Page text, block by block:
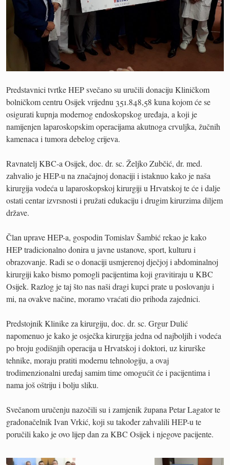
Predstavnici tvrtke HEP svečano su uručili donaciju Kliničkom
bolničkom centru Osijek vrijednu 351.848,58 kuna kojom će se
osigurati kupnja modernog endoskopskog uređaja, a koji je
namijenjen laparoskopskim operacijama akutnoga crvuljka, žučnih
kamenaca i tumora debelog crijeva.
Ravnatelj KBC-a Osijek, doc. dr. sc. Željko Zubčić, dr. med.
zahvalio je HEP-u na značajnoj donaciji i istaknuo kako je naša
kirurgija vodeća u laparoskopskoj kirurgiji u Hrvatskoj te će i dalje
ostati centar izvrsnosti i pružati edukaciju i drugim kirurzima diljem
države.
Član uprave HEP-a, gospodin Tomislav Šambić rekao je kako
HEP tradicionalno donira u javne ustanove, sport, kulturu i
obrazovanje. Radi se o donaciji usmjerenoj dječjoj i abdominalnoj
kirurgiji kako bismo pomogli pacijentima koji gravitiraju u KBC
Osijek. Razlog je taj što nas naši dragi kupci prate u poslovanju i
mi, na ovakve načine, moramo vraćati dio prihoda zajednici.
Predstojnik Klinike za kirurgiju, doc. dr. sc. Grgur Dulić
napomenuo je kako je osječka kirurgija jedna od najboljih i vodeća
po broju godišnjih operacija u Hrvatskoj i doktori, uz kirurške
tehnike, moraju pratiti modernu tehnologiju, a ovaj
trodimenzionalni uređaj samim time omogućit će i pacijentima i
nama još oštriju i bolju sliku.
Svečanom uručenju nazočili su i zamjenik župana Petar Lagator te
gradonačelnik Ivan Vrkić, koji su također zahvalili HEP-u te
poručili kako je ovo lijep dan za KBC Osijek i njegove pacijente.